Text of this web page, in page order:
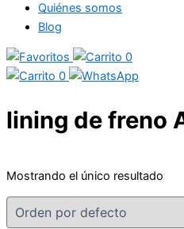
Quiénes somos
Blog
0
0
lining de freno
Mostrando el único resultado